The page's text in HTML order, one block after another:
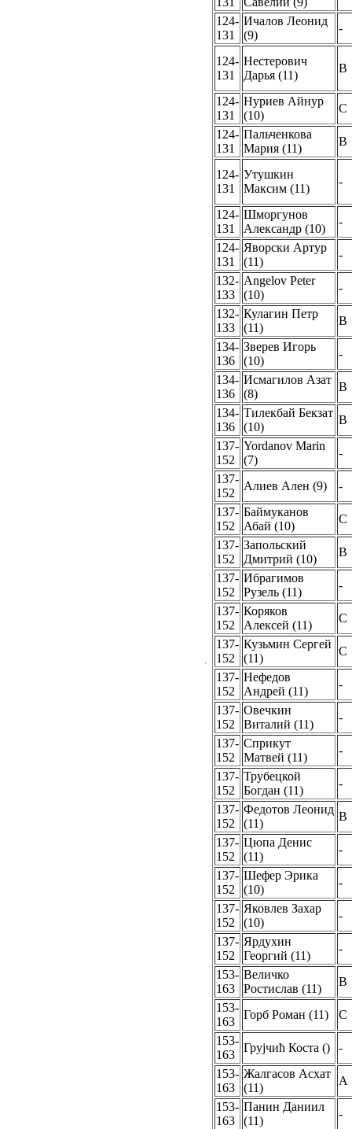
124-
131
Ичалов Леонид
(9)
-
124-
131
Нестерович
Дарья (11)
B
124-
131
Нуриев Айнур
(10)
C
124-
131
Пальченкова
Мария (11)
B
124-
131
Утушкин
Максим (11)
-
124-
131
Шморгунов
Александр (10)
-
124-
131
Яворски Артур
(11)
-
132-
133
Angelov Peter
(10)
-
132-
133
Кулагин Петр
(11)
B
134-
136
Зверев Игорь
(10)
-
134-
136
Исмагилов Азат
(8)
B
134-
136
Тилекбай Бекзат
(10)
B
137-
152
Yordanov Marin
(7)
-
137-
152
Алиев Ален (9)
-
137-
152
Баймуканов
Абай (10)
C
137-
152
Запольский
Дмитрий (10)
B
137-
152
Ибрагимов
Рузель (11)
-
137-
152
Коряков
Алексей (11)
C
137-
152
Кузьмин Сергей
(11)
C
137-
152
Нефедов
Андрей (11)
-
137-
152
Овечкин
Виталий (11)
-
137-
152
Сприкут
Матвей (11)
-
137-
152
Трубецкой
Богдан (11)
-
137-
152
Федотов Леонид
(11)
B
137-
152
Цюпа Денис
(11)
-
137-
152
Шефер Эрика
(10)
-
137-
152
Яковлев Захар
(10)
-
137-
152
Ярдухин
Георгий (11)
-
153-
163
Величко
Ростислав (11)
B
153-
163
Горб Роман (11)
C
153-
163
Грујчић Коста ()
-
153-
163
Жалгасов Асхат
(11)
A
153-
163
Панин Даниил
(11)
-